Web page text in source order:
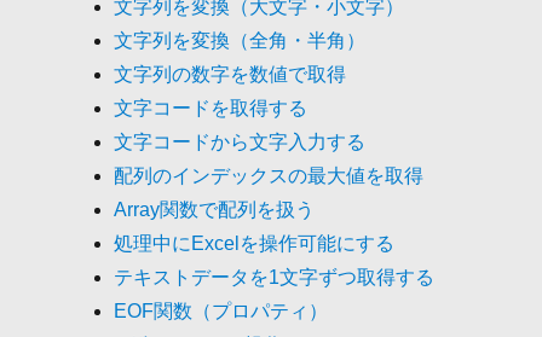
文字列を変換（大文字・小文字）
文字列を変換（全角・半角）
文字列の数字を数値で取得
文字コードを取得する
文字コードから文字入力する
配列のインデックスの最大値を取得
Array関数で配列を扱う
処理中にExcelを操作可能にする
テキストデータを1文字ずつ取得する
EOF関数（プロパティ）